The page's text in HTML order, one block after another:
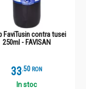
FaviTusin contra tusei
250ml - FAVISAN
33.5 RON
In stoc